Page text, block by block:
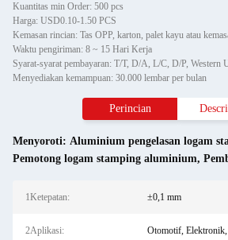
Kuantitas min Order: 500 pcs
Harga: USD0.10-1.50 PCS
Waktu pengiriman: 8 ~ 15 Hari Kerja
Syarat-syarat pembayaran: T/T, D/A, L/C, D/P, Western
Menyediakan kemampuan: 30.000 lembar per bulan
Perincian
Menyoroti: Aluminium pengelasan logam
Pemotong logam stamping aluminium,
1Ketepatan: ±0,1 mm
2Aplikasi: Otomotif,